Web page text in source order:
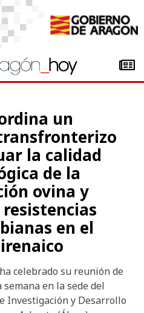
un
la calidad
de la
ovina y
en el
celebrado su reunión de
en la sede del
Investigación y Desarrollo